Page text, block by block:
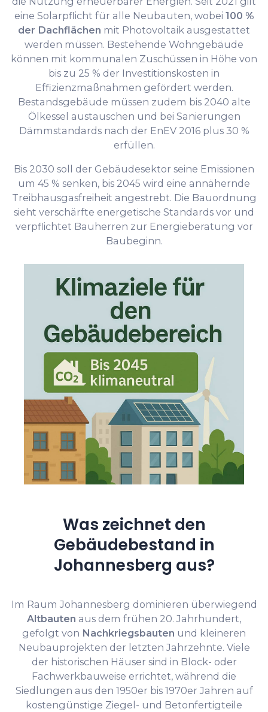
eine Solarpflicht für alle Neubauten, wobei 100 %
der Dachflächen mit Photovoltaik ausgestattet
werden müssen. Bestehende Wohngebäude
können mit kommunalen Zuschüssen in Höhe von
bis zu 25 % der Investitionskosten in
Effizienzmaßnahmen gefördert werden.
Bestandsgebäude müssen zudem bis 2040 alte
Ölkessel austauschen und bei Sanierungen
Dämmstandards nach der EnEV 2016 plus 30 %
erfüllen.
Bis 2030 soll der Gebäudesektor seine Emissionen
um 45 % senken, bis 2045 wird eine annähernde
Treibhausgasfreiheit angestrebt. Die Bauordnung
sieht verschärfte energetische Standards vor und
verpflichtet Bauherren zur Energieberatung vor
Baubeginn.
Was zeichnet den
Gebäudebestand in
Johannesberg aus?
Im Raum Johannesberg dominieren überwiegend
Altbauten aus dem frühen 20. Jahrhundert,
gefolgt von Nachkriegsbauten und kleineren
Neubauprojekten der letzten Jahrzehnte. Viele
der historischen Häuser sind in Block- oder
Fachwerkbauweise errichtet, während die
Siedlungen aus den 1950er bis 1970er Jahren auf
kostengünstige Ziegel- und Betonfertigteile